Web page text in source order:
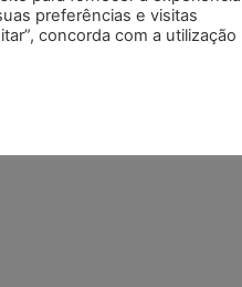
preferências e visitas
concorda com a utilização